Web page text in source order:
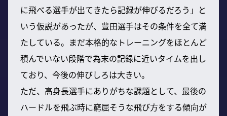
に飛べる選手が出てきたら記録が伸びるだろう」と
いう仮説があったが、豊田選手はその条件を全て満
たしている。まだ本格的なトレーニングをほとんど
積んでいない段階で為末の記録に近いタイムを出し
ており、今後の伸びしろは大きい。
ただ、高身長選手にありがちな課題として、最後の
ハードルを飛ぶ時に窮屈そうな飛び方をする傾向が